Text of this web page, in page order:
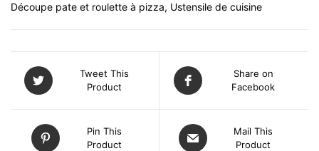
Découpe pate et roulette à pizza, Ustensile de cuisine
Tweet This
Product
Share on
Facebook
Pin This
Product
Mail This
Product